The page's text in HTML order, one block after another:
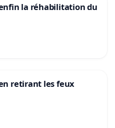
la réhabilitation du
retirant les feux